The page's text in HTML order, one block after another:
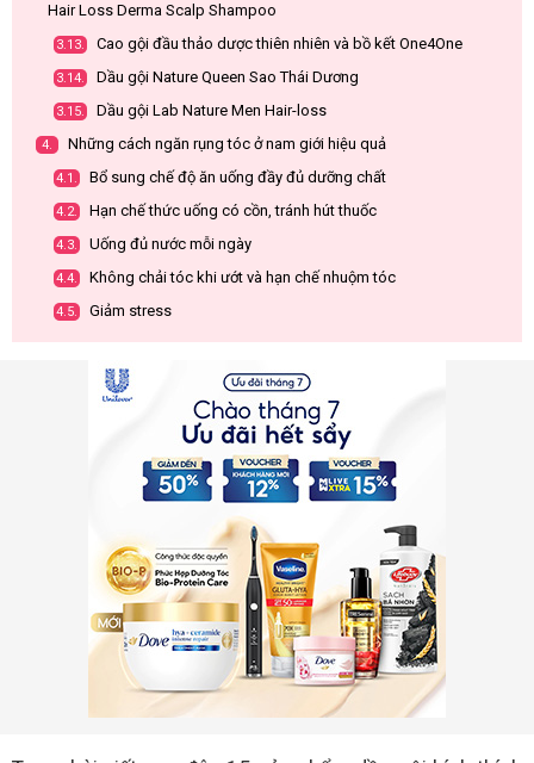
Hair Loss Derma Scalp Shampoo
3.13. Cao gội đầu thảo dược thiên nhiên và bồ kết One4One
3.14. Dầu gội Nature Queen Sao Thái Dương
3.15. Dầu gội Lab Nature Men Hair-loss
4. Những cách ngăn rụng tóc ở nam giới hiệu quả
4.1. Bổ sung chế độ ăn uống đầy đủ dưỡng chất
4.2. Hạn chế thức uống có cồn, tránh hút thuốc
4.3. Uống đủ nước mỗi ngày
4.4. Không chải tóc khi ướt và hạn chế nhuộm tóc
4.5. Giảm stress